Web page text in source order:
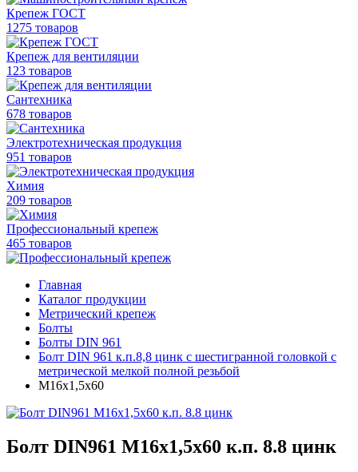
Крепеж ГОСТ
1275 товаров
Крепеж для вентиляции
123 товаров
Сантехника
678 товаров
Электротехническая продукция
951 товаров
Химия
209 товаров
Профессиональный крепеж
465 товаров
Главная
Каталог продукции
Метрический крепеж
Болты
Болты DIN 961
Болт DIN 961 к.п.8,8 цинк с шестигранной головкой с
метрической мелкой полной резьбой
М16х1,5х60
Болт DIN961 М16х1,5х60 к.п. 8.8 цинк